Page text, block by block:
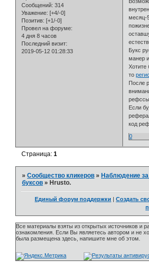
Сообщений: 314
Уважение: [+4/-0]
Позитив: [+1/-0]
Провел на форуме:
4 дня 8 часов
Последний визит:
2019-05-12 01:28:33
месяц-
Букс
манер
Хотите
то
После
Если
код
0
Страница:1
»Сообщество кликеров » Наблюдение
буксов » Hrusto.
Единый форум поддержки | Создать
Все материалы взяты из открытых источников и
ознакомления. Если Вы являетесь автором и не
была размещена здесь, напишите мне об этом.